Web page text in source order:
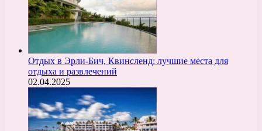
Отдых в Эрли-Бич, Квинсленд: лучшие места для
отдыха и развлечений
02.04.2025